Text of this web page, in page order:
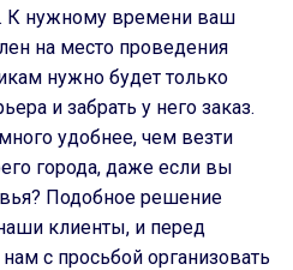
К нужному времени ваш
на место проведения
нужно будет только
и забрать у него заказ.
удобнее, чем везти
города, даже если вы
Подобное решение
клиенты, и перед
с просьбой организовать